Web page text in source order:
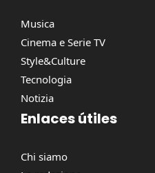
Musica
Cinema e Serie TV
Style&Culture
Tecnologia
Notizia
Enlaces útiles
Chi siamo